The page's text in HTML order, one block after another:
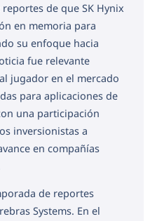
de que SK Hynix
en memoria para
su enfoque hacia
fue relevante
jugador en el mercado
para aplicaciones de
una participación
inversionistas a
en compañías
de reportes
Systems. En el